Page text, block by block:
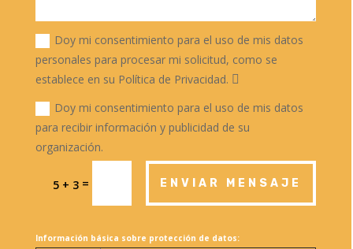
Doy mi consentimiento para el uso de mis datos
personales para procesar mi solicitud, como se
establece en su Política de Privacidad.
Doy mi consentimiento para el uso de mis datos
para recibir información y publicidad de su
organización.
5 + 3 = ENVIAR MENSAJE
Información básica sobre protección de datos: